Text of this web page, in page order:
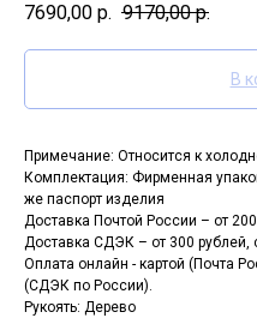
7690,00 р. 9170,00 р.
В
Примечание: Относится к
Комплектация: Фирменная
же паспорт изделия
Доставка Почтой России – от
Доставка СДЭК – от 300 рублей,
Оплата онлайн - картой (Почта
(СДЭК по России).
Рукоять: Дерево